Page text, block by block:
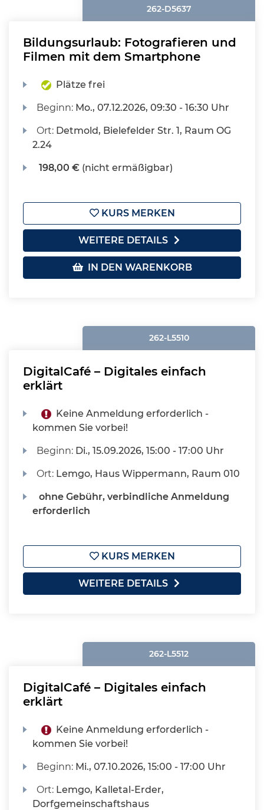
262-D5637
Bildungsurlaub: Fotografieren und
Filmen mit dem Smartphone
Plätze frei
Beginn: Mo., 07.12.2026, 09:30 - 16:30 Uhr
Ort: Detmold, Bielefelder Str. 1, Raum OG
2.24
198,00 € (nicht ermäßigbar)
KURS MERKEN
WEITERE DETAILS
IN DEN WARENKORB
262-L5510
DigitalCafé – Digitales einfach
erklärt
Keine Anmeldung erforderlich -
kommen Sie vorbei!
Beginn: Di., 15.09.2026, 15:00 - 17:00 Uhr
Ort: Lemgo, Haus Wippermann, Raum 010
ohne Gebühr, verbindliche Anmeldung
erforderlich
KURS MERKEN
WEITERE DETAILS
262-L5512
DigitalCafé – Digitales einfach
erklärt
Keine Anmeldung erforderlich -
kommen Sie vorbei!
Beginn: Mi., 07.10.2026, 15:00 - 17:00 Uhr
Ort: Lemgo, Kalletal-Erder,
Dorfgemeinschaftshaus